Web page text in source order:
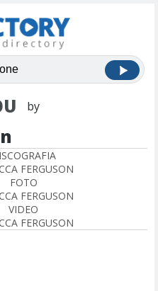
by
FERGUSON
FOTO
FERGUSON
VIDEO
FERGUSON